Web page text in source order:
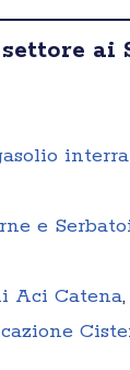
ai
e
Aci Catena,